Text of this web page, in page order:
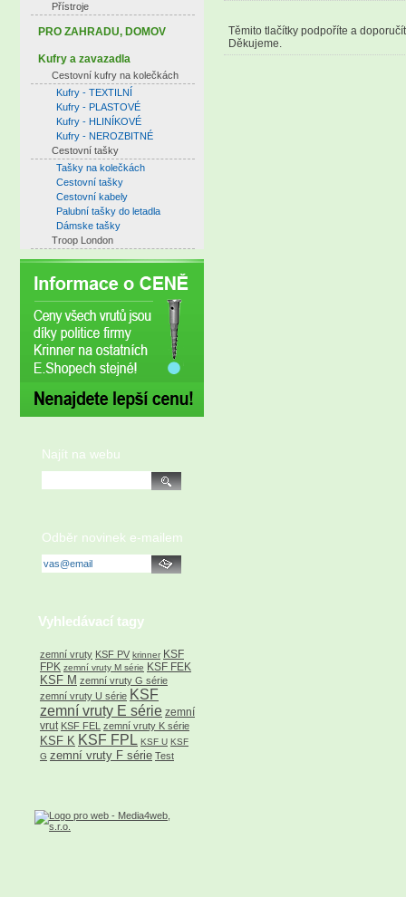
Těmito tlačítky podpoříte a
Děkujeme.
Přístroje
PRO ZAHRADU, DOMOV
Kufry a zavazadla
Cestovní kufry na kolečkách
Kufry - TEXTILNÍ
Kufry - PLASTOVÉ
Kufry - HLINÍKOVÉ
Kufry - NEROZBITNÉ
Cestovní tašky
Tašky na kolečkách
Cestovní tašky
Cestovní kabely
Palubní tašky do letadla
Dámske tašky
Troop London
Najít na webu
Odběr novinek e-mailem
Vyhledávací tagy
zemní vruty KSF PV krinner KSF
FPK zemní vruty M série KSF FEK
KSF M zemní vruty G série
zemní vruty U série KSF
zemní vruty E série zemní
vrut KSF FEL zemní vruty K série
KSF K KSF FPL KSF U KSF
G zemní vruty F série Test